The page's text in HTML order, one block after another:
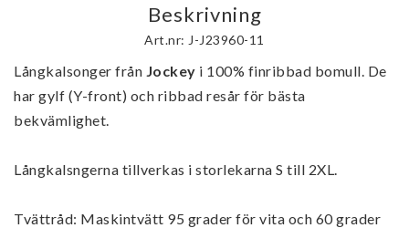
Beskrivning
Art.nr: J-J23960-11
Långkalsonger från Jockey i 100% finribbad bomull. De
har gylf (Y-front) och ribbad resår för bästa
bekvämlighet.
Långkalsngerna tillverkas i storlekarna S till 2XL.
Tvättråd: Maskintvätt 95 grader för vita och 60 grader